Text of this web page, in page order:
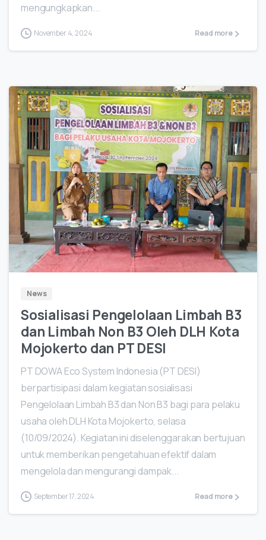
mengungkapkan...
November 4, 2024 Read more
0
News
Sosialisasi Pengelolaan Limbah B3
dan Limbah Non B3 Oleh DLH Kota
Mojokerto dan PT DESI
PT DOWA Eco System Indonesia (PT DESI)
berpartisipasi dalam kegiatan sosialisasi
Pengelolaan Limbah B3 dan Non B3 bagi para pelaku
usaha oleh DLH Kota Mojokerto, selasa
(10/09/2024). Kegiatan ini diselenggarakan bertujuan
untuk memberikan pengetahuan efektif dalam
mengelola dan mengurangi dampak...
September 17, 2024 Read more